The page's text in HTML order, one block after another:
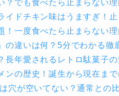
？でも食べたら止まらない理
イドチキン味はうますぎ！
！一度食べたら止まらない理
の違いは何？5分でわかる徹
長年愛されるレトロ駄菓子の
ンの歴史！誕生から現在ま
穴が空いてない？通常との